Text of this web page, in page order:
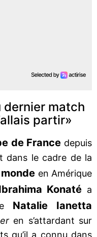
dernier match
partir»
de France depuis
dans le cadre de la
en Amérique
Konaté a
Natalie Ianetta
en s’attardant sur
qu’il a connu dans